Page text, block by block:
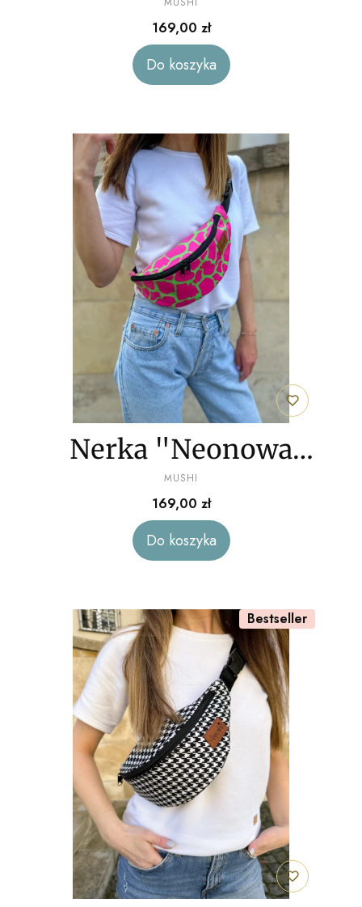
welur
Cena
169,00 zł
Do koszyka
Nerka "Neonowa
żyrafa" welur
PRODUCENT
MUSHI
Cena
169,00 zł
Do koszyka
Bestseller